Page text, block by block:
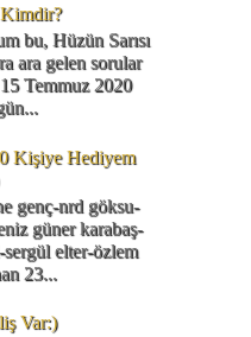
Kimdir?
bu, Hüzün Sarısı
ara gelen sorular
Temmuz 2020
Kişiye Hediyem
nrd göksu-
güner karabaş-
elter-özlem
23...
Var:)